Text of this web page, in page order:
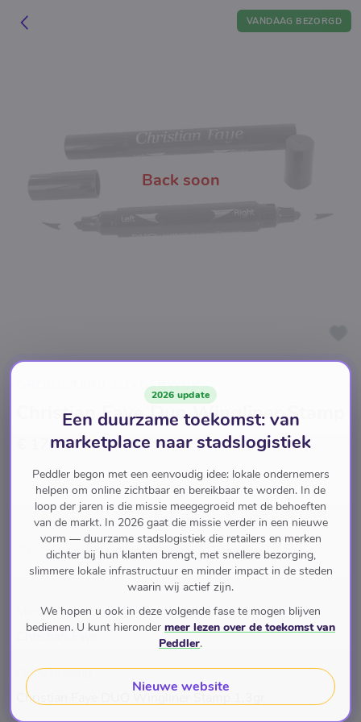
Back soon
VANDAAG BEZORGD
DROGISTERIJ ZUYDERWIJK
Christian Faye Duo Wingliner Stamp
€ 17,95
Back soon voor€ 17,95
Schoonheid Make-Up Eyeliner & Oogpotlood
Merk
Christian Faye
Omschrijving
Christian Faye DUO Wingliner Stamp 1,3gr
2026 update
Een duurzame toekomst: van
marketplace naar stadslogistiek
Peddler begon met een eenvoudig idee: lokale ondernemers
helpen om online zichtbaar en bereikbaar te worden. In de
loop der jaren is die missie meegegroeid met de behoeften
van de markt. In 2026 gaat die missie verder in een nieuwe
vorm — duurzame stadslogistiek die retailers en merken
dichter bij hun klanten brengt, met snellere bezorging,
slimmere lokale infrastructuur en minder impact in de steden
waarin wij actief zijn.
We hopen u ook in deze volgende fase te mogen blijven
bedienen. U kunt hieronder meer lezen over de toekomst van
Peddler.
Nieuwe website